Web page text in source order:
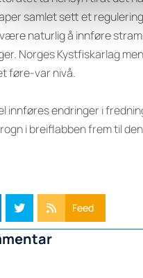
samlet sett et
naturlig å innføre
Norges Kystfiskarlag
føre-var nivå.
innføres endringer i
i breiflabben frem til
Feed